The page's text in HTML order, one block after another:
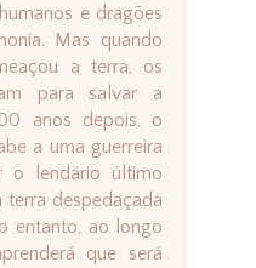
e dragões
Mas quando
a terra, os
para salvar a
anos depois, o
a uma guerreira
o lendário último
terra despedaçada
entanto, ao longo
que será